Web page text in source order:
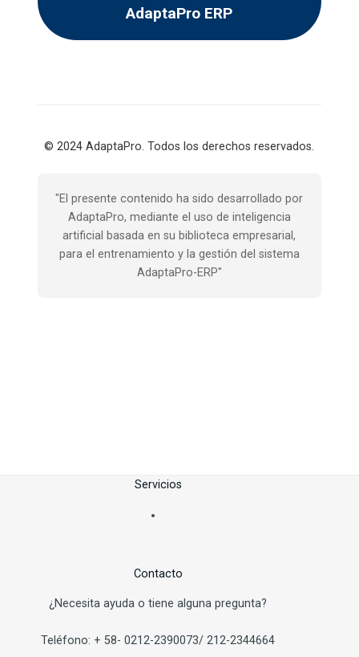
AdaptaPro ERP
© 2024 AdaptaPro. Todos los derechos reservados.
"El presente contenido ha sido desarrollado por
AdaptaPro, mediante el uso de inteligencia
artificial basada en su biblioteca empresarial,
para el entrenamiento y la gestión del sistema
AdaptaPro-ERP"
Servicios
Contacto
¿Necesita ayuda o tiene alguna pregunta?
Teléfono: + 58-0212-2390073/ 212-2344664